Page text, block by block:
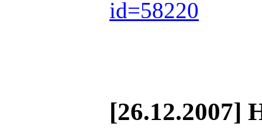
id=58220
[26.12.2007]